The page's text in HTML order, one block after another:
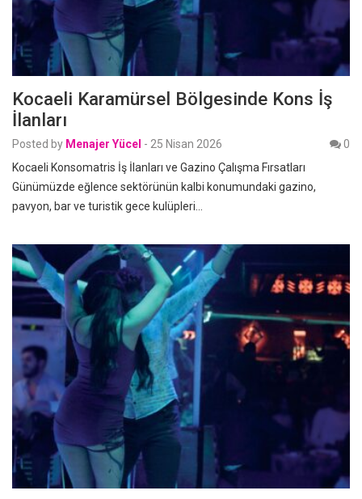
Kocaeli Karamürsel Bölgesinde Kons İş
İlanları
Posted by Menajer Yücel - 25 Nisan 2026
0
Kocaeli Konsomatris İş İlanları ve Gazino Çalışma Fırsatları
Günümüzde eğlence sektörünün kalbi konumundaki gazino,
pavyon, bar ve turistik gece kulüpleri…